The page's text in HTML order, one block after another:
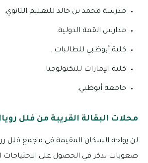
مدرسة محمد بن خالد للتعليم الثانوي.
مدارس القمة الدولية.
كلية أبوظبي للطالبات .
كلية الإمارات للتكنولوجيا.
جامعة أبوظبي.
محلات البقالة القريبة من فلل
لن يواجه السكان المقيمة في مجمع فلل
صعوبات تذكر في الحصول على الاحتياجات